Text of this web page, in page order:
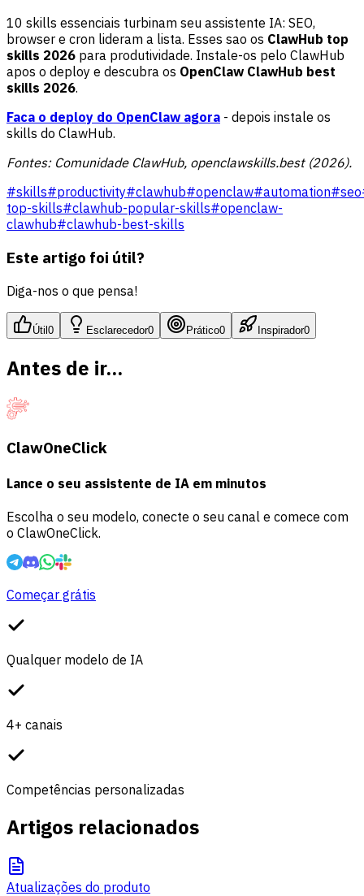
10 skills essenciais turbinam seu assistente IA: SEO,
browser e cron lideram a lista. Esses sao os ClawHub top
skills 2026 para produtividade. Instale-os pelo ClawHub
apos o deploy e descubra os OpenClaw ClawHub best
skills 2026.
Faca o deploy do OpenClaw agora - depois instale os
skills do ClawHub.
Fontes: Comunidade ClawHub, openclawskills.best (2026).
#skills#productivity#clawhub#openclaw#automation#seo
top-skills#clawhub-popular-skills#openclaw-
clawhub#clawhub-best-skills
Este artigo foi útil?
Diga-nos o que pensa!
Útil 0 Esclarecedor0 Prático0 Inspirador0
Antes de ir...
ClawOneClick
Lance o seu assistente de IA em minutos
Escolha o seu modelo, conecte o seu canal e comece com
o ClawOneClick.
Começar grátis
Qualquer modelo de IA
4+ canais
Competências personalizadas
Artigos relacionados
Atualizações do produto